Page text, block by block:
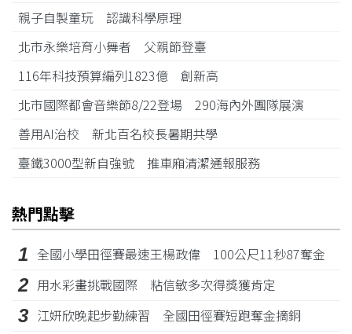
親子自製童玩 認識科學原理
北市永樂培育小舞者 父親節登臺
116年科技預算編列1823億 創新高
北市國際都會音樂節8/22登場 290海內外團隊展演
善用AI治校 新北百名校長暑期共學
臺鐵3000型新自強號 推車廂清潔通報服務
熱門點擊
1 全國小學田徑賽最速王楊政偉 100公尺11秒87奪金
2 用水彩畫挑戰國際 粘信敏多次得獎獲肯定
3 江姸欣晚起步勤練習 全國田徑賽短跑奪金摘銅